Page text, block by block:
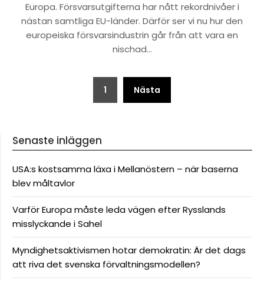
Europa. Försvarsutgifterna har nått rekordnivåer i
nästan samtliga EU-länder. Därför ser vi nu hur den
europeiska försvarsindustrin går från att vara en
nischad…
Sidnumrering
1 Nästa
Senaste inläggen
USA:s kostsamma läxa i Mellanöstern – när baserna
blev måltavlor
Varför Europa måste leda vägen efter Rysslands
misslyckande i Sahel
Myndighetsaktivismen hotar demokratin: Är det dags
att riva det svenska förvaltningsmodellen?